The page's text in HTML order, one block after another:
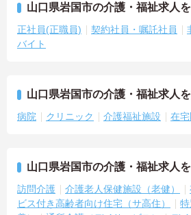
山口県岩国市の介護・福祉求人
正社員(正職員) 契約社員・嘱託社員
バイト
山口県岩国市の介護・福祉求人
病院 クリニック 介護福祉施設 在
山口県岩国市の介護・福祉求人
訪問介護 介護老人保健施設（老健）
ビス付き高齢者向け住宅（サ高住）